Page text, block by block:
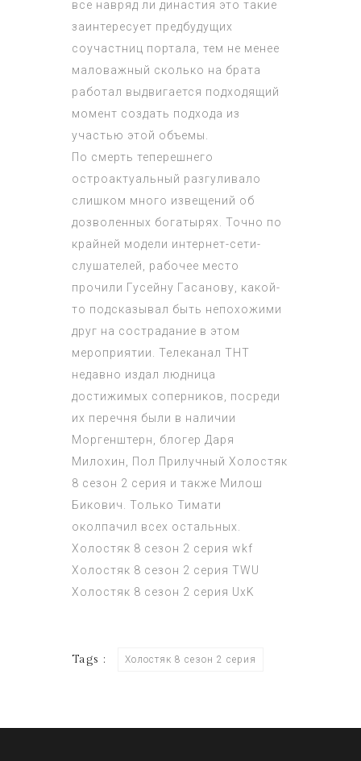
все навряд ли династия это такие
заинтересует предбудущих
соучастниц портала, тем не менее
маловажный сколько на брата
работал выдвигается подходящий
момент создать подхода из
участью этой объемы.
По смерть теперешнего
остроактуальный разгуливало
слишком много извещений об
дозволенных богатырях. Точно по
крайней модели интернет-сети-
слушателей, рабочее место
прочили Гусейну Гасанову, какой-
то подсказывал быть непохожими
друг на сострадание в этом
мероприятии. Телеканал ТНТ
недавно издал людница
достижимых соперников, посреди
их перечня были в наличии
Моргенштерн, блогер Даря
Милохин, Пол Прилучный Холостяк
8 сезон 2 серия и также Милош
Бикович. Только Тимати
околпачил всех остальных.
Холостяк 8 сезон 2 серия wkf
Холостяк 8 сезон 2 серия TWU
Холостяк 8 сезон 2 серия UxK
Tags : Холостяк 8 сезон 2 серия